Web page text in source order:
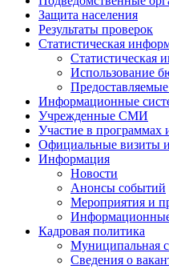
Защита населения
Результаты проверок
Статистическая
Статистическая
Использование
Информационные
Учрежденные СМИ
Участие в программах
Официальные визиты
Информация
Новости
Анонсы событий
Мероприятия и
Кадровая политика
Муниципальная
Сведения о